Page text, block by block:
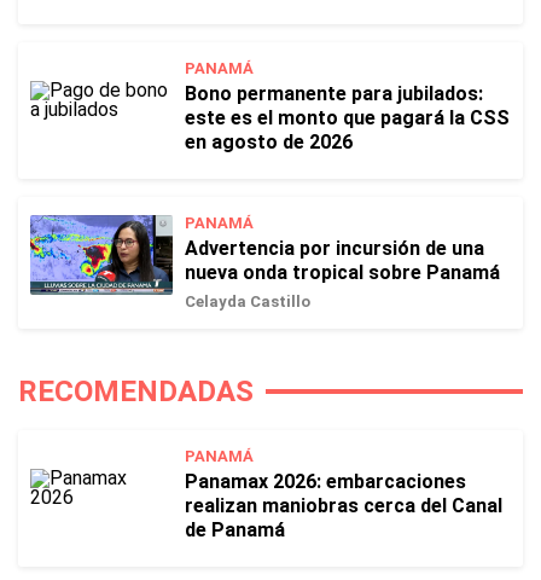
PANAMÁ
Bono permanente para jubilados:
este es el monto que pagará la CSS
en agosto de 2026
PANAMÁ
Advertencia por incursión de una
nueva onda tropical sobre Panamá
Celayda Castillo
RECOMENDADAS
PANAMÁ
Panamax 2026: embarcaciones
realizan maniobras cerca del Canal
de Panamá